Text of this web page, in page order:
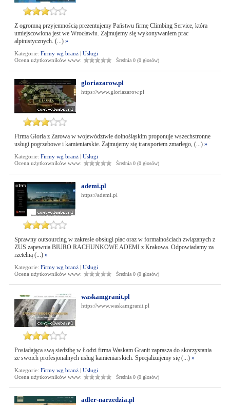
Z ogromną przyjemnością prezentujemy Państwu firmę Climbing Service, która
umiejscowiona jest we Wrocławiu. Zajmujemy się wykonywaniem prac
alpinistycznych. (...) »
Kategorie: Firmy wg branż| Usługi
Ocena użytkowników www:
Średnia 0 (0 głosów)
gloriazarow.pl
https://www.gloriazarow.pl
Firma Gloria z Żarowa w województwie dolnośląskim proponuje wszechstronne
usługi pogrzebowe i kamieniarskie. Zajmujemy się transportem zmarłego, (...) »
Kategorie: Firmy wg branż| Usługi
Ocena użytkowników www:
Średnia 0 (0 głosów)
ademi.pl
https://ademi.pl
Sprawny outsourcing w zakresie obsługi płac oraz w formalnościach związanych z
ZUS zapewnia BIURO RACHUNKOWE ADEMI z Krakowa. Odpowiadamy za
rzetelną (...) »
Kategorie: Firmy wg branż| Usługi
Ocena użytkowników www:
Średnia 0 (0 głosów)
waskamgranit.pl
https://www.waskamgranit.pl
Posiadająca swą siedzibę w Łodzi firma Waskam Granit zaprasza do skorzystania
ze swoich profesjonalnych usług kamieniarskich. Specjalizujemy się (...) »
Kategorie: Firmy wg branż| Usługi
Ocena użytkowników www:
Średnia 0 (0 głosów)
adler-narzedzia.pl